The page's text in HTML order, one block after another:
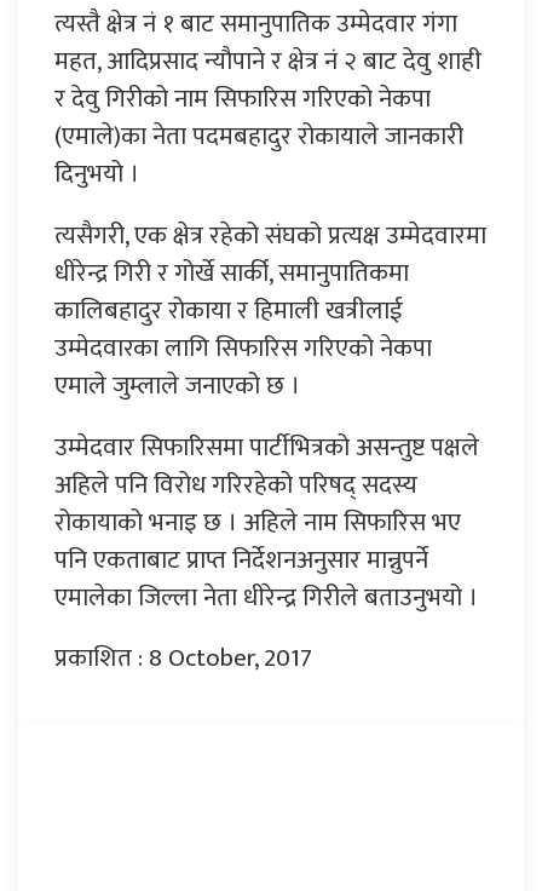
त्यस्तै क्षेत्र नं १ बाट समानुपातिक उम्मेदवार गंगा
महत, आदिप्रसाद न्यौपाने र क्षेत्र नं २ बाट देवु शाही
र देवु गिरीको नाम सिफारिस गरिएको नेकपा
(एमाले)का नेता पदमबहादुर रोकायाले जानकारी
दिनुभयो ।
त्यसैगरी, एक क्षेत्र रहेको संघको प्रत्यक्ष उम्मेदवारमा
धीरेन्द्र गिरी र गोर्खे सार्की, समानुपातिकमा
कालिबहादुर रोकाया र हिमाली खत्रीलाई
उम्मेदवारका लागि सिफारिस गरिएको नेकपा
एमाले जुम्लाले जनाएको छ ।
उम्मेदवार सिफारिसमा पार्टीभित्रको असन्तुष्ट पक्षले
अहिले पनि विरोध गरिरहेको परिषद् सदस्य
रोकायाको भनाइ छ । अहिले नाम सिफारिस भए
पनि एकताबाट प्राप्त निर्देशनअनुसार मान्नुपर्ने
एमालेका जिल्ला नेता धीरेन्द्र गिरीले बताउनुभयो ।
प्रकाशित : 8 October, 2017